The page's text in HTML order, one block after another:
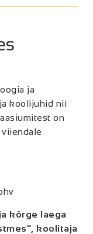
ja
koolijuhid nii
on
kõrge laega
koolitaja